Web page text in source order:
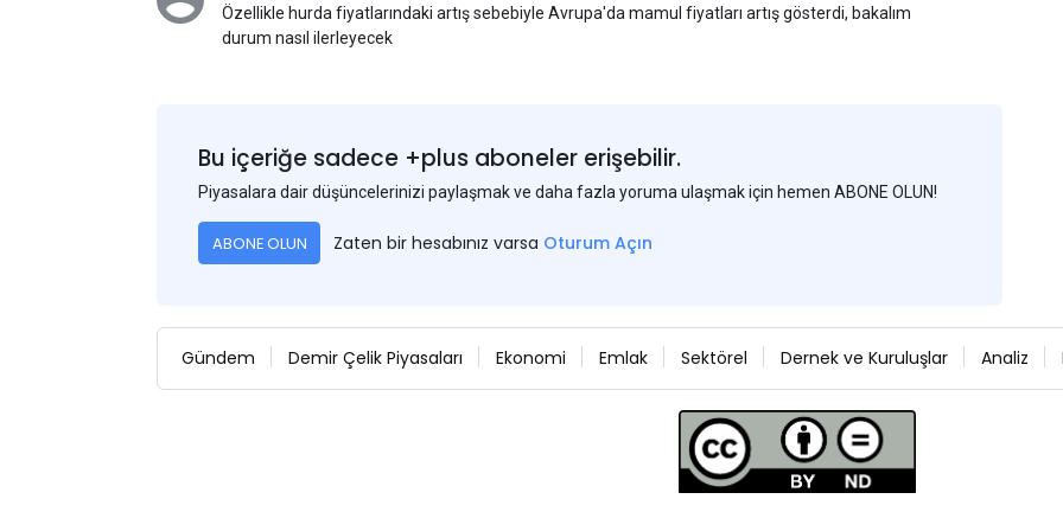
Özellikle hurda fiyatlarındaki artış sebebiyle Avrupa'da mamul fiyatları artış gösterdi, bakalım
durum nasıl ilerleyecek
Bu içeriğe sadece +plus aboneler erişebilir.
Piyasalara dair düşüncelerinizi paylaşmak ve daha fazla yoruma ulaşmak için hemen ABONE OLUN!
ABONE OLUN Zaten bir hesabınız varsa Oturum Açın
Gündem Demir Çelik Piyasaları Ekonomi Emlak Sektörel Dernek ve Kuruluşlar Analiz